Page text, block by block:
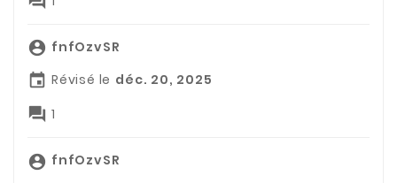
 fnfOzvSR
 Révisé le déc. 20, 2025
 1
 fnfOzvSR